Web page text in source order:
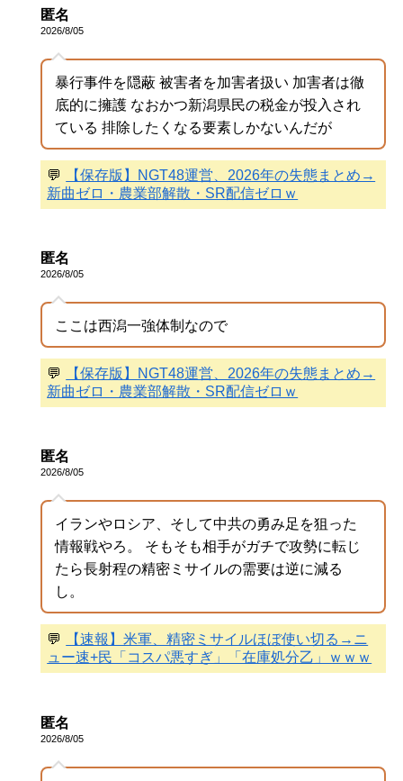
匿名
2026/8/05
暴行事件を隠蔽 被害者を加害者扱い 加害者は徹
底的に擁護 なおかつ新潟県民の税金が投入され
ている 排除したくなる要素しかないんだが
💬
【保存版】NGT48運営、2026年の失態まとめ→
新曲ゼロ・農業部解散・SR配信ゼロｗ
匿名
2026/8/05
ここは西潟一強体制なので
💬
【保存版】NGT48運営、2026年の失態まとめ→
新曲ゼロ・農業部解散・SR配信ゼロｗ
匿名
2026/8/05
イランやロシア、そして中共の勇み足を狙った
情報戦やろ。 そもそも相手がガチで攻勢に転じ
たら長射程の精密ミサイルの需要は逆に減る
し。
💬
【速報】米軍、精密ミサイルほぼ使い切る→ニ
ュー速+民「コスパ悪すぎ」「在庫処分乙」ｗｗｗ
匿名
2026/8/05